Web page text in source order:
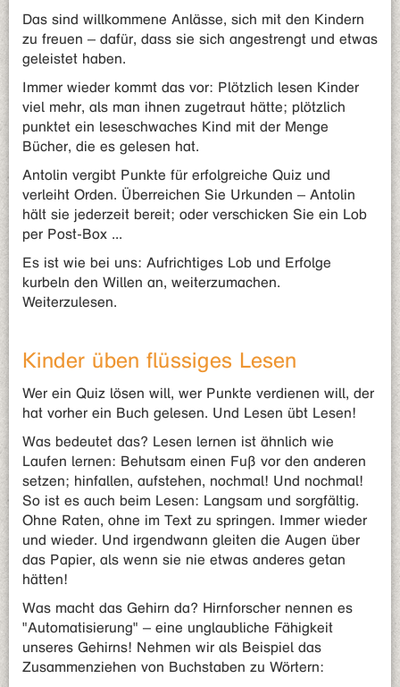
Das sind willkommene Anlässe, sich mit den Kindern
zu freuen – dafür, dass sie sich angestrengt und etwas
geleistet haben.
Immer wieder kommt das vor: Plötzlich lesen Kinder
viel mehr, als man ihnen zugetraut hätte; plötzlich
punktet ein leseschwaches Kind mit der Menge
Bücher, die es gelesen hat.
Antolin vergibt Punkte für erfolgreiche Quiz und
verleiht Orden. Überreichen Sie Urkunden – Antolin
hält sie jederzeit bereit; oder verschicken Sie ein Lob
per Post-Box ...
Es ist wie bei uns: Aufrichtiges Lob und Erfolge
kurbeln den Willen an, weiterzumachen.
Weiterzulesen.
Kinder üben flüssiges Lesen
Wer ein Quiz lösen will, wer Punkte verdienen will, der
hat vorher ein Buch gelesen. Und Lesen übt Lesen!
Was bedeutet das? Lesen lernen ist ähnlich wie
Laufen lernen: Behutsam einen Fuß vor den anderen
setzen; hinfallen, aufstehen, nochmal! Und nochmal!
So ist es auch beim Lesen: Langsam und sorgfältig.
Ohne Raten, ohne im Text zu springen. Immer wieder
und wieder. Und irgendwann gleiten die Augen über
das Papier, als wenn sie nie etwas anderes getan
hätten!
Was macht das Gehirn da? Hirnforscher nennen es
"Automatisierung" – eine unglaubliche Fähigkeit
unseres Gehirns! Nehmen wir als Beispiel das
Zusammenziehen von Buchstaben zu Wörtern: